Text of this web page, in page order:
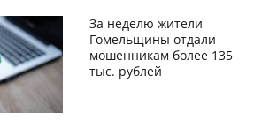
За неделю жители
Гомельщины отдали
мошенникам более 135
тыс. рублей